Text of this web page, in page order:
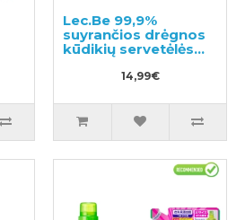
Lec.Be 99,9%
suyrančios drėgnos
kūdikių servetėlės
180vnt (60x3)
14,99€